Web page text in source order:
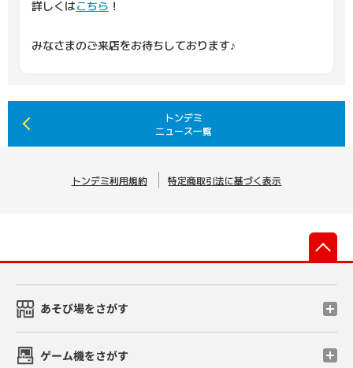
詳しくはこちら ！
みなさまのご来店をお待ちしております♪
トンデミ
ニュース一覧
トンデミ利用規約 特定商取引法に基づく表示
あそび場をさがす
ゲーム機をさがす